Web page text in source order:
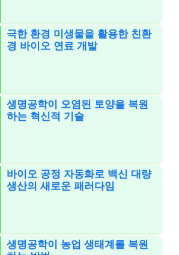
극한 환경 미생물을 활용한 친환
경 바이오 연료 개발
생명공학이 오염된 토양을 복원
하는 혁신적 기술
바이오 공정 자동화로 백신 대량
생산의 새로운 패러다임
생명공학이 농업 생태계를 복원